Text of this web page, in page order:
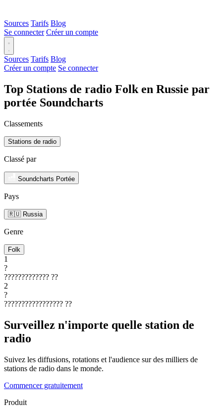
Sources Tarifs Blog
Se connecter Créer un compte
Sources Tarifs Blog
Créer un compte Se connecter
Top Stations de radio Folk en Russie par
portée Soundcharts
Classements
Stations de radio
Classé par
Soundcharts Portée
Pays
🇷🇺 Russia
Genre
Folk
1
?
????????????? ??
2
?
????????????????? ??
Surveillez n'importe quelle station de
radio
Suivez les diffusions, rotations et l'audience sur des milliers de
stations de radio dans le monde.
Commencer gratuitement
Produit